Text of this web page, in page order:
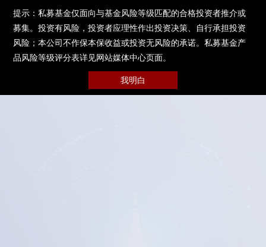
提示：私募基金仅面向与基金风险等级匹配的合格投资者推介或
募集。投资有风险，投资者应理性作出投资决策、自行承担投资
风险；本公司不作保本保收益或投资无风险的承诺。私募基金产
品风险等级评分表详见网站媒体中心页面。
我明白